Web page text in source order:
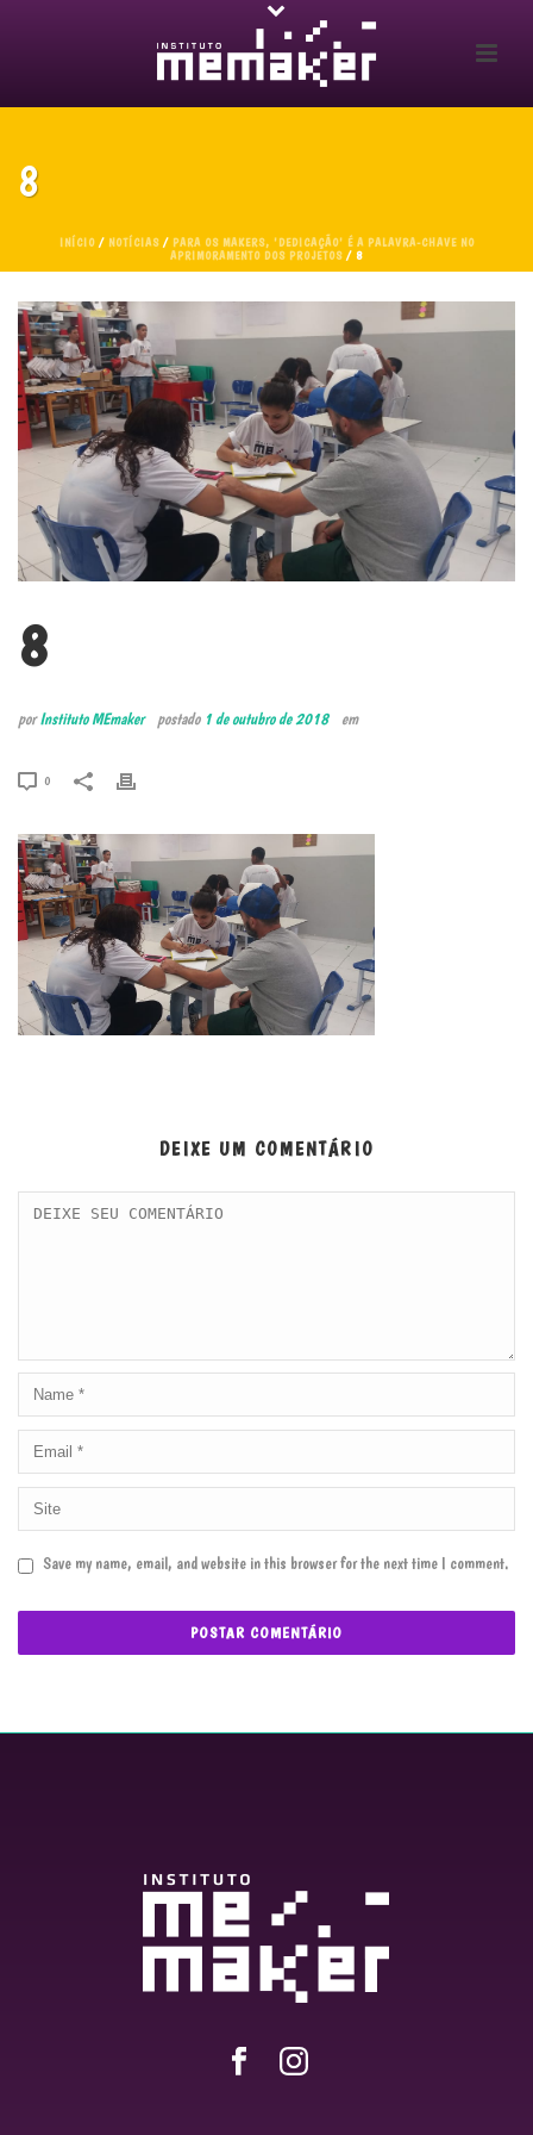
8
INÍCIO/ NOTÍCIAS/ PARA OS MAKERS, 'DEDICAÇÃO' É A PALAVRA-CHAVE NO
APRIMORAMENTO DOS PROJETOS / 8
8
porInstituto MEmaker postado 1 de outubro de 2018 em
0
DEIXE UM COMENTÁRIO
Save my name, email, and website in this browser for the next time I comment.